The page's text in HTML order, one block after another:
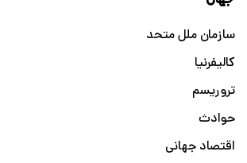
سازمان ملل متحد
کالیفرنیا
تروریسم
حوادث
اقتصاد جهانی